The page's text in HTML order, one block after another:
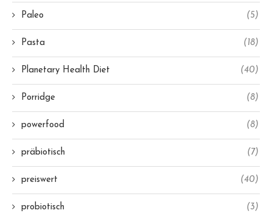
Paleo (5)
Pasta (18)
Planetary Health Diet (40)
Porridge (8)
powerfood (8)
präbiotisch (7)
preiswert (40)
probiotisch (3)